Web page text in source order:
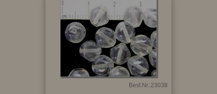
Best.Nr.:23038